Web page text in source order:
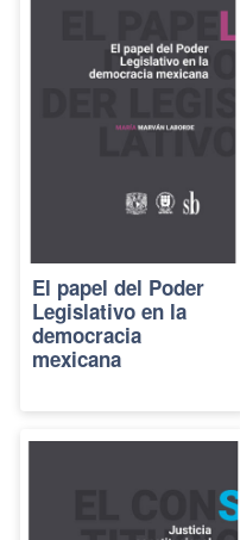
El papel del Poder
Legislativo en la
democracia
mexicana